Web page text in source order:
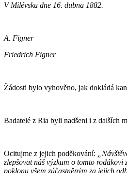
V Milévsku dne 16. dubna 1882.
A. Figner
Friedrich Figner
Žádosti bylo vyhověno, jak dokládá
Badatelé z Ria byli nadšeni i z dalších
Ocitujme z jejich poděkování:
zlepšovat náš výzkum o tomto
poklonu všem zúčastněným za jejich